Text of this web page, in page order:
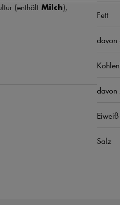
(enthält Milch),
Fett
davon
davon
Eiweiß
Salz